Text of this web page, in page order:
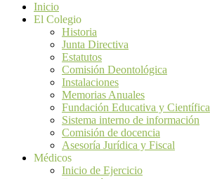
Inicio
El Colegio
Historia
Junta Directiva
Estatutos
Comisión Deontológica
Instalaciones
Memorias Anuales
Fundación Educativa y Científica
Sistema interno de información
Comisión de docencia
Asesoría Jurídica y Fiscal
Médicos
Inicio de Ejercicio